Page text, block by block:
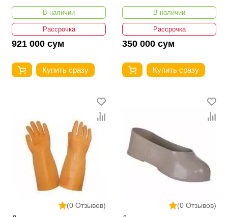
В наличии
Рассрочка
921 000 сум
Купить сразу
В наличии
Рассрочка
350 000 сум
Купить сразу
(0 Отзывов)
(0 Отзывов)